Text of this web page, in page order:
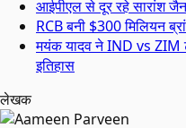
आईपीएल से दूर रहे सारांश
RCB बनी $300 मिलियन
मयंक यादव ने IND vs ZIM
इतिहास
लेखक